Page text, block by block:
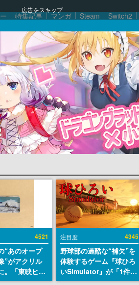
広告をスキップ
特集記事 マンガ Steam Switch2
4521
“あのオープ
”がアクリル
。「東映ヒス
ッズコレクシ
注目度 4345
野球部の過酷な“補欠”を
体験するゲーム『球ひろ
いSimulator』が「1件」
のウィッシュリストをも